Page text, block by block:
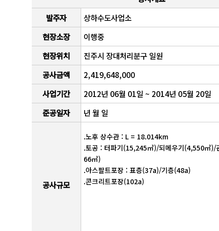
발주자
상하수도사업소
현장소장
이행중
현장위치
진주시 장대처리분구 일원
공사금액
2,419,648,000
사업기간
2012년 06월 01일 ~ 2014년 05월 20일
준공일자
년 월 일
공사규모
.노후 상수관 : L = 18.014km
.토공 : 터파기(15,245㎥)/되메우기(4,550㎥)/
66㎥)
.아스팔트포장 : 표층(37a)/기층(48a)
.콘크리트포장(102a)